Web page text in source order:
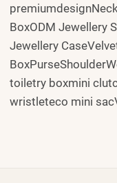
BoxODM Jewellery
Jewellery
toiletry boxmini
wristleteco mini